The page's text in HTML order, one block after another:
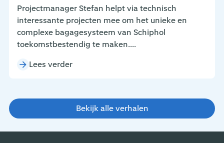
Projectmanager Stefan helpt via technisch
interessante projecten mee om het unieke en
complexe bagagesysteem van Schiphol
toekomstbestendig te maken....
Lees verder
Bekijk alle verhalen